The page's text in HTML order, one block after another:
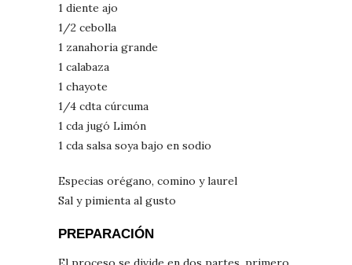
1 diente ajo
1/2 cebolla
1 zanahoria grande
1 calabaza
1 chayote
1/4 cdta cúrcuma
1 cda jugó Limón
1 cda salsa soya bajo en sodio
Especias orégano, comino y laurel
Sal y pimienta al gusto
PREPARACIÓN